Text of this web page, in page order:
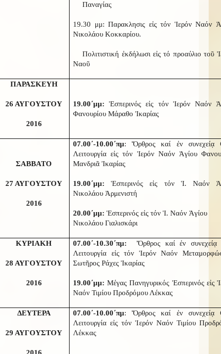
Παναγίας
19.30 μμ: Παρακλησις εἰς τόν Ἱερόν Ναόν
Νικολάου Κοκκαρίου.
Πολιτιστική ἐκδήλωσι εἰς τό προαύλιο τοῦ
Ναοῦ
ΠΑΡΑΣΚΕΥΗ
26 ΑΥΓΟΥΣΤΟΥ
2016
19.00΄μμ:Ἑσπερινός εἰς τόν Ἱερόν Ναόν
Φανουρίου Μάραθο Ἰκαρίας
ΣΑΒΒΑΤΟ
27 ΑΥΓΟΥΣΤΟΥ
2016
07.00΄-10.00΄πμ: Ὄρθρος καί ἐν συνεχείᾳ
Λειτουργία εἰς τόν Ἱερόν Ναόν Ἁγίου
Μανδριᾶ Ἰκαρίας
19.00΄μμ:Ἑσπερινός εἰς τόν Ἱ. Ναόν
Νικολάου Ἀρμενιστή
20.00΄μμ:Ἑσπερινός εἰς τόν Ἱ. Ναόν Ἁγίου
Νικολάου Γιαλισκάρι
ΚΥΡΙΑΚΗ
28 ΑΥΓΟΥΣΤΟΥ
2016
07.00΄-10.30΄πμ:
Ὄρθρος καί ἐν συνεχείᾳ
Λειτουργία εἰς τόν Ἱερόν Ναόν
Σωτῆρος Ράχες Ἰκαρίας
19.00΄μμ:Μέγας Πανηγυρικός Ἑσπερινός εἰς
Ναόν Τιμίου Προδρόμου Λέκκας
ΔΕΥΤΕΡΑ
29 ΑΥΓΟΥΣΤΟΥ
07.00΄-10.00΄πμ: Ὄρθρος καί ἐν συνεχείᾳ
Λειτουργία εἰς τόν Ἱερόν Ναόν Τιμίου
Λέκκας